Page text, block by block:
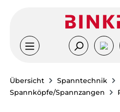
Übersicht
Spanntechnik
Spannköpfe/Spannzangen